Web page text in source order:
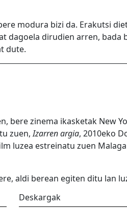
modura bizi da. Erakutsi
dagoela dirudien arren, bada
dute.
bere zinema ikasketak New
zuen,Izarren argia, 2010eko
luzea estreinatu zuen
aldi berean egiten ditu lan
Deskargak